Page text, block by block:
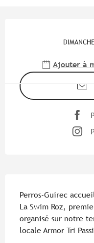
DIMANCHE
Ajouter à
Perros-Guirec
La Swim Roz,
organisé sur notre
locale Armor Tri